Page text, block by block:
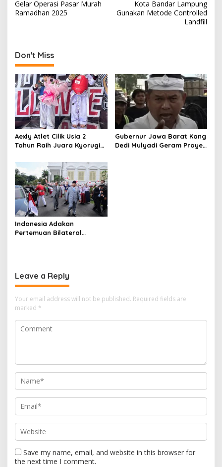
s
a
v
i
g
a
t
i
n
Gelar Operasi Pasar Murah
Ramadhan 2025
Kota Bandar Lampung
Gunakan Metode Controlled
Landfill
Don't Miss
Aexly Atlet Cilik Usia 2
Tahun Raih Juara Kyorugi
Unchall IV 2026
Gubernur Jawa Barat Kang
Dedi Mulyadi Geram Proyek
Indonesia Adakan
Pertemuan Bilateral
Leave a Reply
Your email address will not be published. Required fields are
marked *
Save my name, email, and website in this browser for
the next time I comment.